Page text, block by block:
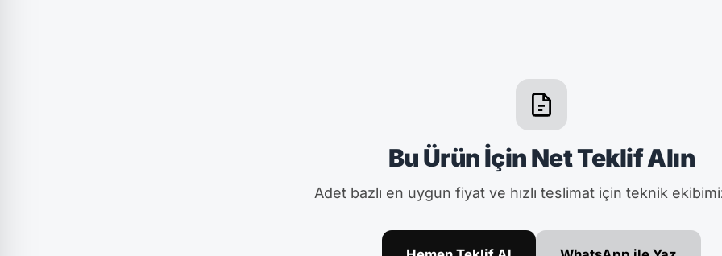
Bu Ürün İçin Net Teklif Alın
Adet bazlı en uygun fiyat ve hızlı teslimat için teknik